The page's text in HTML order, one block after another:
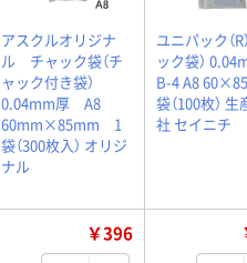
アスクルオリジナ
ル チャック袋（チ
ャック付き袋）
0.04mm厚 A8
60mm×85mm 1
袋（300枚入） オリジ
ナル
ユニパック（R
ック袋）
B-4 A8
袋（100枚）
社 セイニチ
￥396